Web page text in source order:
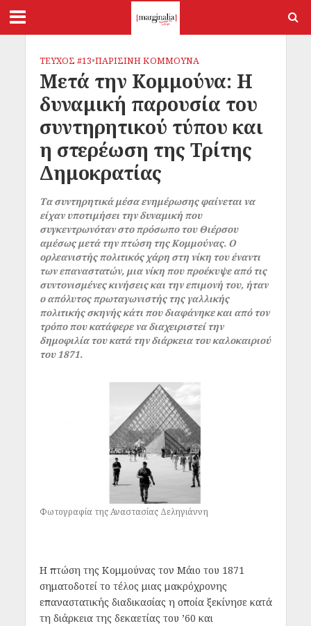
ΤΕΥΧΟΣ #13•ΠΑΡΙΣΙΝΗ ΚΟΜΜΟΥΝΑ
Μετά την Κομμούνα: Η
δυναμική παρουσία του
συντηρητικού τύπου και
η στερέωση της Τρίτης
Δημοκρατίας
Τα συντηρητικά μέσα ενημέρωσης φαίνεται να
είχαν υποτιμήσει την δυναμική που
συγκεντρωνόταν στο πρόσωπο του Θιέρσου
αμέσως μετά την πτώση της Κομμούνας. Ο
ορλεανιστής πολιτικός χάρη στη νίκη του έναντι
των επαναστατών, μια νίκη που προέκυψε από τις
συντονισμένες κινήσεις και την επιμονή του, ήταν
ο απόλυτος πρωταγωνιστής της γαλλικής
πολιτικής σκηνής κάτι που διαφάνηκε και από τον
τρόπο που κατάφερε να διαχειριστεί την
δημοφιλία του κατά την διάρκεια του καλοκαιριού
του 1871.
Φωτογραφία της Αναστασίας Δεληγιάννη
Η πτώση της Κομμούνας τον Μάιο του 1871
σηματοδοτεί το τέλος μιας μακρόχρονης
επαναστατικής διαδικασίας η οποία ξεκίνησε κατά
τη διάρκεια της δεκαετίας του ’60 και